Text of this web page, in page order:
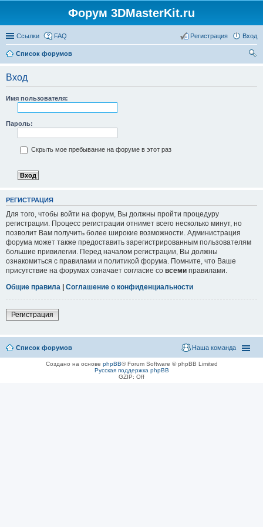
Форум 3DMasterKit.ru
Ссылки FAQ Вход
Регистрация
Список форумов
Вход
Имя пользователя:
Пароль:
Скрыть мое пребывание на форуме в этот раз
РЕГИСТРАЦИЯ
Для того, чтобы войти на форум, Вы должны пройти процедуру
регистрации. Процесс регистрации отнимет всего несколько минут, но
позволит Вам получить более широкие возможности. Администрация
форума может также предоставить зарегистрированным пользователям
большие привилегии. Перед началом регистрации, Вы должны
ознакомиться с правилами и политикой форума. Помните, что Ваше
присутствие на форумах означает согласие со всеми правилами.
Общие правила | Соглашение о конфиденциальности
Регистрация
Список форумов Наша команда
Создано на основе phpBB® Forum Software © phpBB Limited
Русская поддержка phpBB
GZIP: Off